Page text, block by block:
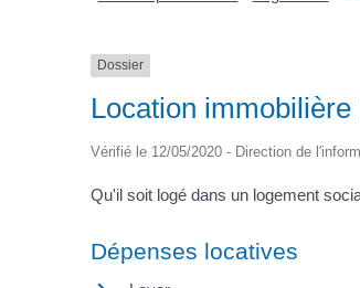
Dossier
Location
Vérifié le 12/05/2020 - Direction de
Qu'il soit logé dans un logement
Dépenses locatives